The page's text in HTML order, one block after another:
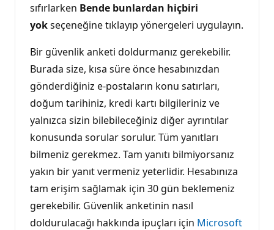
sıfırlarken Bende bunlardan hiçbiri
yokseçeneğine tıklayıp yönergeleri uygulayın.
Bir güvenlik anketi doldurmanız gerekebilir.
Burada size, kısa süre önce hesabınızdan
gönderdiğiniz e-postaların konu satırları,
doğum tarihiniz, kredi kartı bilgileriniz ve
yalnızca sizin bilebileceğiniz diğer ayrıntılar
konusunda sorular sorulur. Tüm yanıtları
bilmeniz gerekmez. Tam yanıtı bilmiyorsanız
yakın bir yanıt vermeniz yeterlidir. Hesabınıza
tam erişim sağlamak için 30 gün beklemeniz
gerekebilir. Güvenlik anketinin nasıl
doldurulacağı hakkında ipuçları için Microsoft